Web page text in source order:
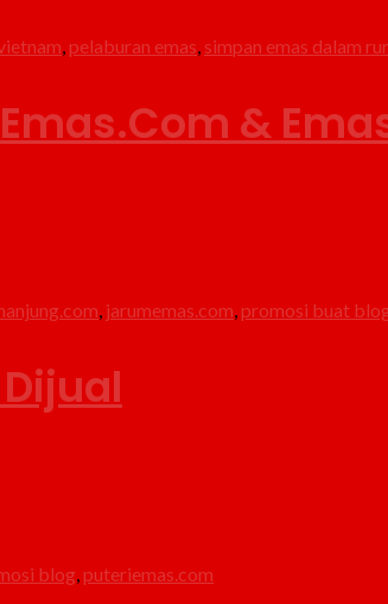
, pelaburan emas, simpan emas dalam
&
, jarumemas.com, promosi buat
blog, puteriemas.com